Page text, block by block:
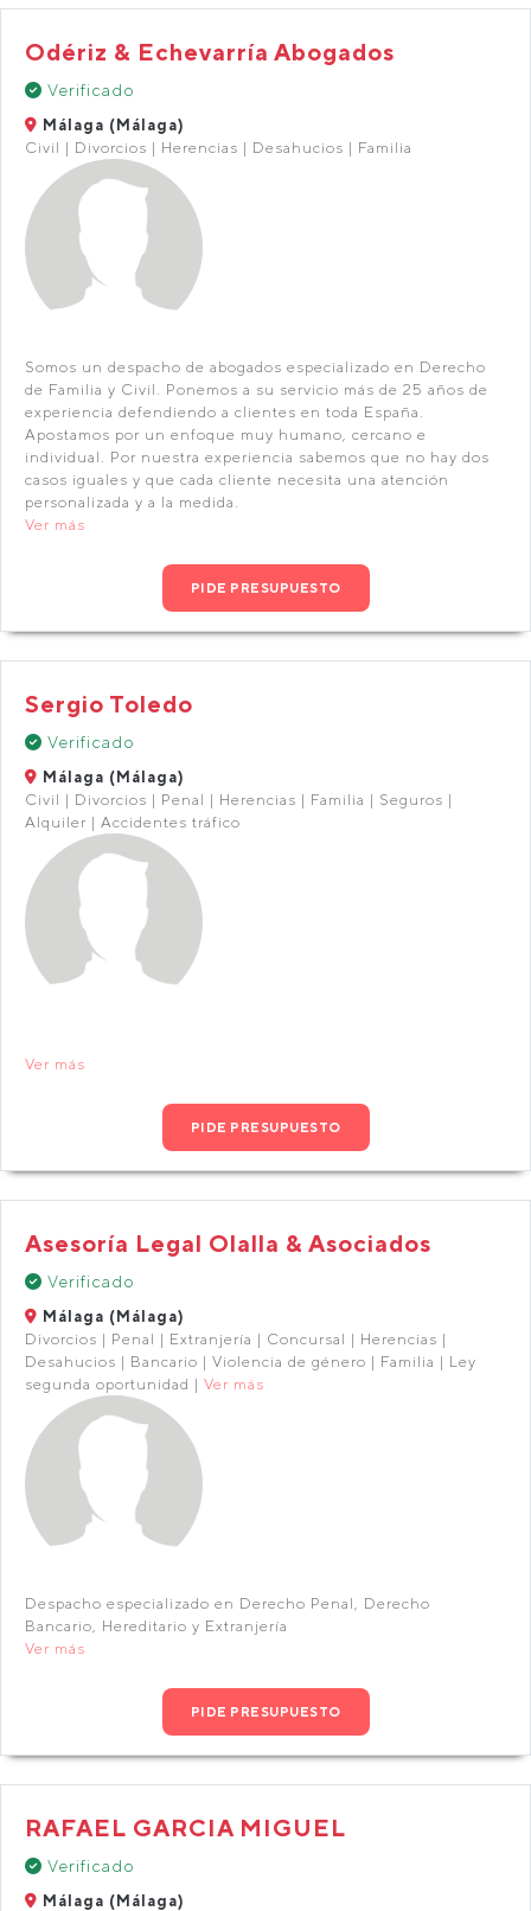
Odériz & Echevarría Abogados
Verificado
Málaga (Málaga)
Civil | Divorcios | Herencias | Desahucios | Familia
Somos un despacho de abogados especializado en Derecho
de Familia y Civil. Ponemos a su servicio más de 25 años de
experiencia defendiendo a clientes en toda España.
Apostamos por un enfoque muy humano, cercano e
individual. Por nuestra experiencia sabemos que no hay dos
casos iguales y que cada cliente necesita una atención
personalizada y a la medida.
Ver más
PIDE PRESUPUESTO
Sergio Toledo
Verificado
Málaga (Málaga)
Civil | Divorcios | Penal | Herencias | Familia | Seguros |
Alquiler | Accidentes tráfico
Ver más
PIDE PRESUPUESTO
Asesoría Legal Olalla & Asociados
Verificado
Málaga (Málaga)
Divorcios | Penal | Extranjería | Concursal | Herencias |
Desahucios | Bancario | Violencia de género | Familia | Ley
segunda oportunidad | Ver más
Despacho especializado en Derecho Penal, Derecho
Bancario, Hereditario y Extranjería
Ver más
PIDE PRESUPUESTO
RAFAEL GARCIA MIGUEL
Verificado
Málaga (Málaga)